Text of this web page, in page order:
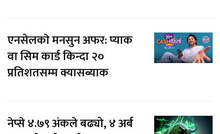
एनसेलकाे मनसुन अफर: प्याक
वा सिम कार्ड किन्दा २०
प्रतिशतसम्म क्यासब्याक
नेप्से ४.७९ अंकले बढ्यो, ४ अर्ब